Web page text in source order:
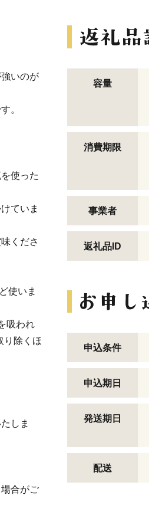
いのが
。
使った
ていま
くださ
使いま
吸われ
り除くほ
しま
合がご
容量
消費期限
事業者
返礼品ID
申込条件
申込期日
発送期日
配送